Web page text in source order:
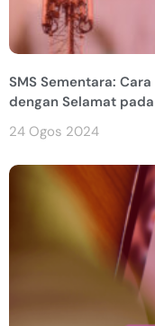
SMS Sementara:
dengan Selamat
24 Ogos 2024